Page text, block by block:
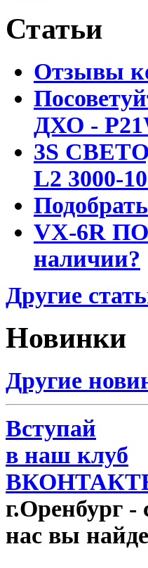
Статьи
Отзывы
ДХО -
3S
L2 3000-
VX-6R
наличии?
Другие
Новинки
Другие
Вступай
в наш клуб
г.Оренбург -
нас вы